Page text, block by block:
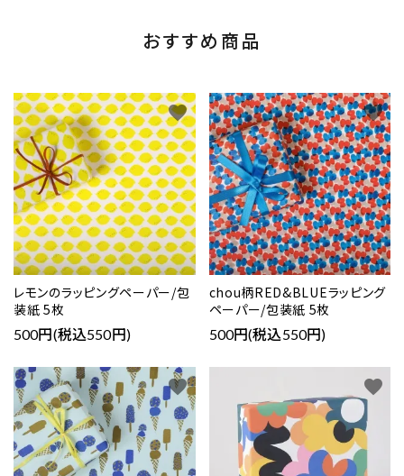
おすすめ商品
レモンのラッピングペーパー/包
装紙 5枚
500円(税込550円)
favorite
chou柄RED&BLUEラッピング
ペーパー/包装紙 5枚
500円(税込550円)
favorite
favorite favorite